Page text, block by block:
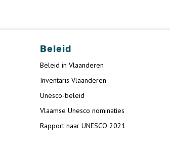
Beleid
Beleid in Vlaanderen
Inventaris Vlaanderen
Unesco-beleid
Vlaamse Unesco nominaties
Rapport naar UNESCO 2021